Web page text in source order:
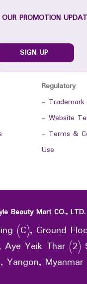
OUR PROMOTION
SIGN UP
Regulatory
- Trademark
- Website
- Terms &
Use
Beauty Mart CO., LTD.
(C), Ground
Aye Yeik Thar (2)
Yangon, Myanmar